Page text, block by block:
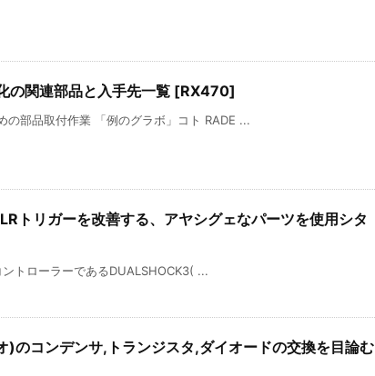
の関連部品と入手先一覧 [RX470]
部品取付作業 「例のグラボ」コト RADE ...
トリガーを改善する、アヤシグェなパーツを使用シタ
トローラーであるDUALSHOCK3( ...
のコンデンサ,トランジスタ,ダイオードの交換を目論む